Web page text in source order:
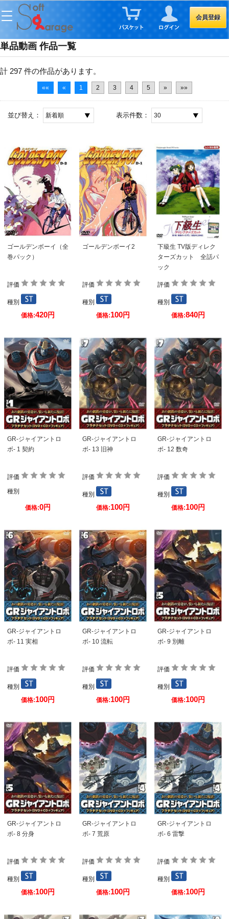
会員登録
単品動画 作品一覧
計 297 件の作品があります。
«« « 1 2 3 4 5 » »»
並び替え： 表示件数：
ゴールデンボーイ（全
巻パック）
評価
種別
価格:420円
ゴールデンボーイ2
評価
種別
価格:100 円
下級生 TV版ディレク
ターズカット 全話パ
ック
評価
種別
価格:840 円
GR-ジャイアントロ
ボ- 1 契約
評価
種別
価格:0円
GR-ジャイアントロ
ボ- 13 旧神
評価
種別
価格:100 円
GR-ジャイアントロ
ボ- 12 数奇
評価
種別
価格:100 円
GR-ジャイアントロ
ボ- 11 実相
評価
種別
価格:100円
GR-ジャイアントロ
ボ- 10 流転
評価
種別
価格:100 円
GR-ジャイアントロ
ボ- 9 別離
評価
種別
価格:100 円
GR-ジャイアントロ
ボ- 8 分身
評価
種別
価格:100円
GR-ジャイアントロ
ボ- 7 荒原
評価
種別
価格:100 円
GR-ジャイアントロ
ボ- 6 雷撃
評価
種別
価格:100 円